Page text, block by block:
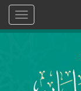
Toggle